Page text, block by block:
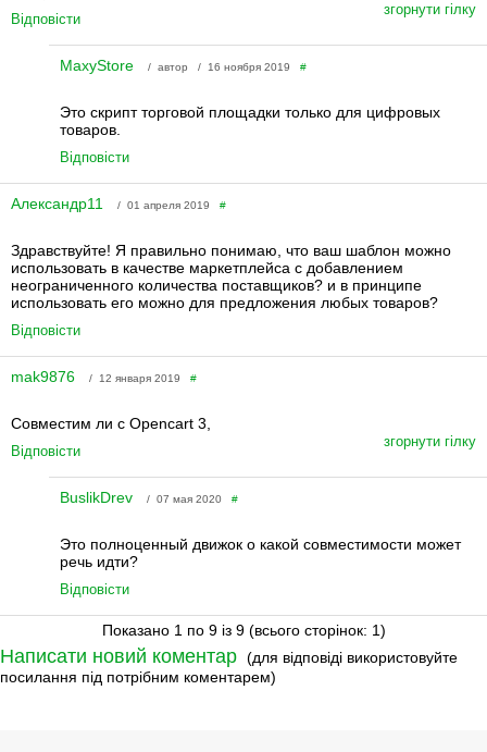
Відповісти
згорнути гілку
MaxyStore / автор / 16 ноября 2019 #
Это скрипт торговой площадки только для цифровых
товаров.
Відповісти
Александр11 / 01 апреля 2019 #
Здравствуйте! Я правильно понимаю, что ваш шаблон можно
использовать в качестве маркетплейса с добавлением
неограниченного количества поставщиков? и в принципе
использовать его можно для предложения любых товаров?
Відповісти
mak9876 / 12 января 2019 #
Совместим ли с Opencart 3,
Відповісти
згорнути гілку
BuslikDrev / 07 мая 2020 #
Это полноценный движок о какой совместимости может
речь идти?
Відповісти
Показано 1 по 9 із 9 (всього сторінок: 1)
Написати новий коментар (для відповіді використовуйте
посилання під потрібним коментарем)